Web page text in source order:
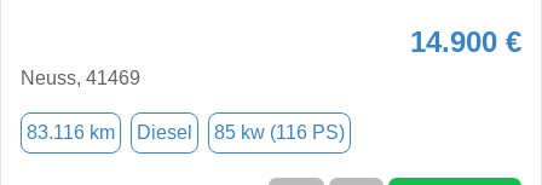
14.900 €
Neuss, 41469
83.116 km Diesel 85 kw (116 PS)